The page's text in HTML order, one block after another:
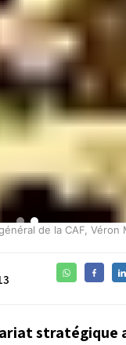
de la CAF,
stratégique